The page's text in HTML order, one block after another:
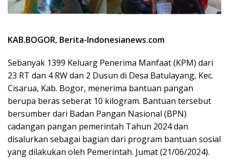
KAB.BOGOR, Berita-Indonesianews.com
Sebanyak 1399 Keluarg Penerima Manfaat (KPM) dari
23 RT dan 4 RW dan 2 Dusun di Desa Batulayang, Kec.
Cisarua, Kab. Bogor, menerima bantuan pangan
berupa beras seberat 10 kilogram. Bantuan tersebut
bersumber dari Badan Pangan Nasional (BPN)
cadangan pangan pemerintah Tahun 2024 dan
disalurkan sebagai bagian dari program bantuan sosial
yang dilakukan oleh Pemerintah. Jumat (21/06/2024).